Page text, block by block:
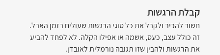
קבלת הרגשות
חשוב להכיר ולקבל את כל סוגי הרגשות שעולים בזמן האבל.
זה כולל עצב, כעס, אשמה או אפילו הקלה. לא לפחד להביע
את הרגשות ולהבין שזו תגובה נורמלית לאובדן.